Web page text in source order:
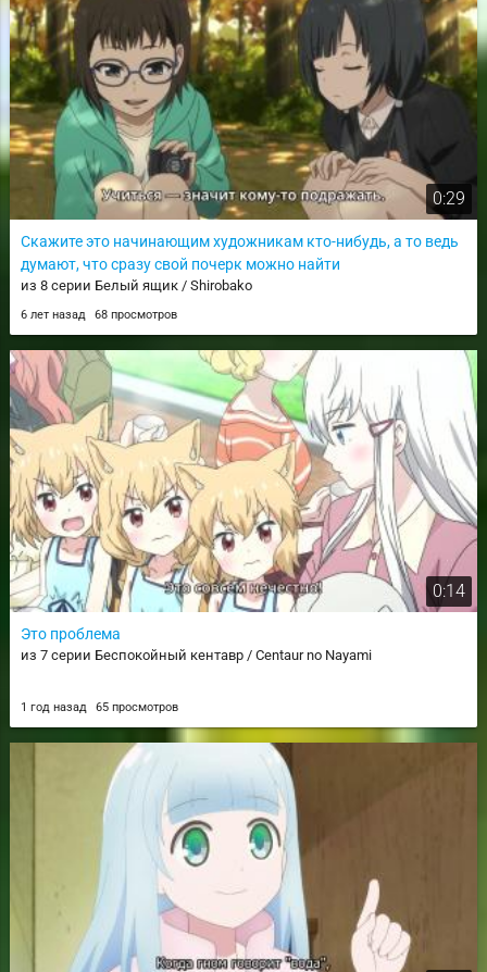
0:29
Скажите это начинающим художникам кто-нибудь, а то ведь
думают, что сразу свой почерк можно найти
из 8 серии Белый ящик / Shirobako
6 лет назад 68 просмотров
0:14
Это проблема
из 7 серии Беспокойный кентавр / Centaur no Nayami
1 год назад 65 просмотров